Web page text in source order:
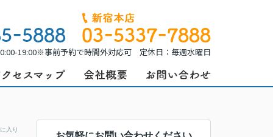
19:00※事前予約で時間外対応可 定休日：毎週水曜日
入り